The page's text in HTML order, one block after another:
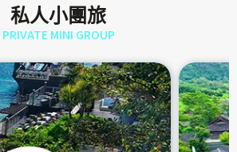
私人小團旅
PRIVATE MINI GROUP